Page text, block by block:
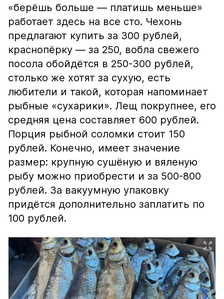
«берёшь больше — платишь меньше»
работает здесь на все сто. Чехонь
предлагают купить за 300 рублей,
краснопёрку — за 250, вобла свежего
посола обойдётся в 250-300 рублей,
столько же хотят за сухую, есть
любители и такой, которая напоминает
рыбные «сухарики». Лещ покрупнее, его
средняя цена составляет 600 рублей.
Порция рыбной соломки стоит 150
рублей. Конечно, имеет значение
размер: крупную сушёную и вяленую
рыбу можно приобрести и за 500-800
рублей. За вакуумную упаковку
придётся дополнительно заплатить по
100 рублей.